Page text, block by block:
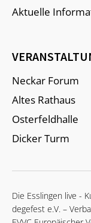
Aktuelle
Neckar Forum
Altes Rathaus
Osterfeldhalle
Dicker Turm
Die Esslingen live -
degefest e.V. –